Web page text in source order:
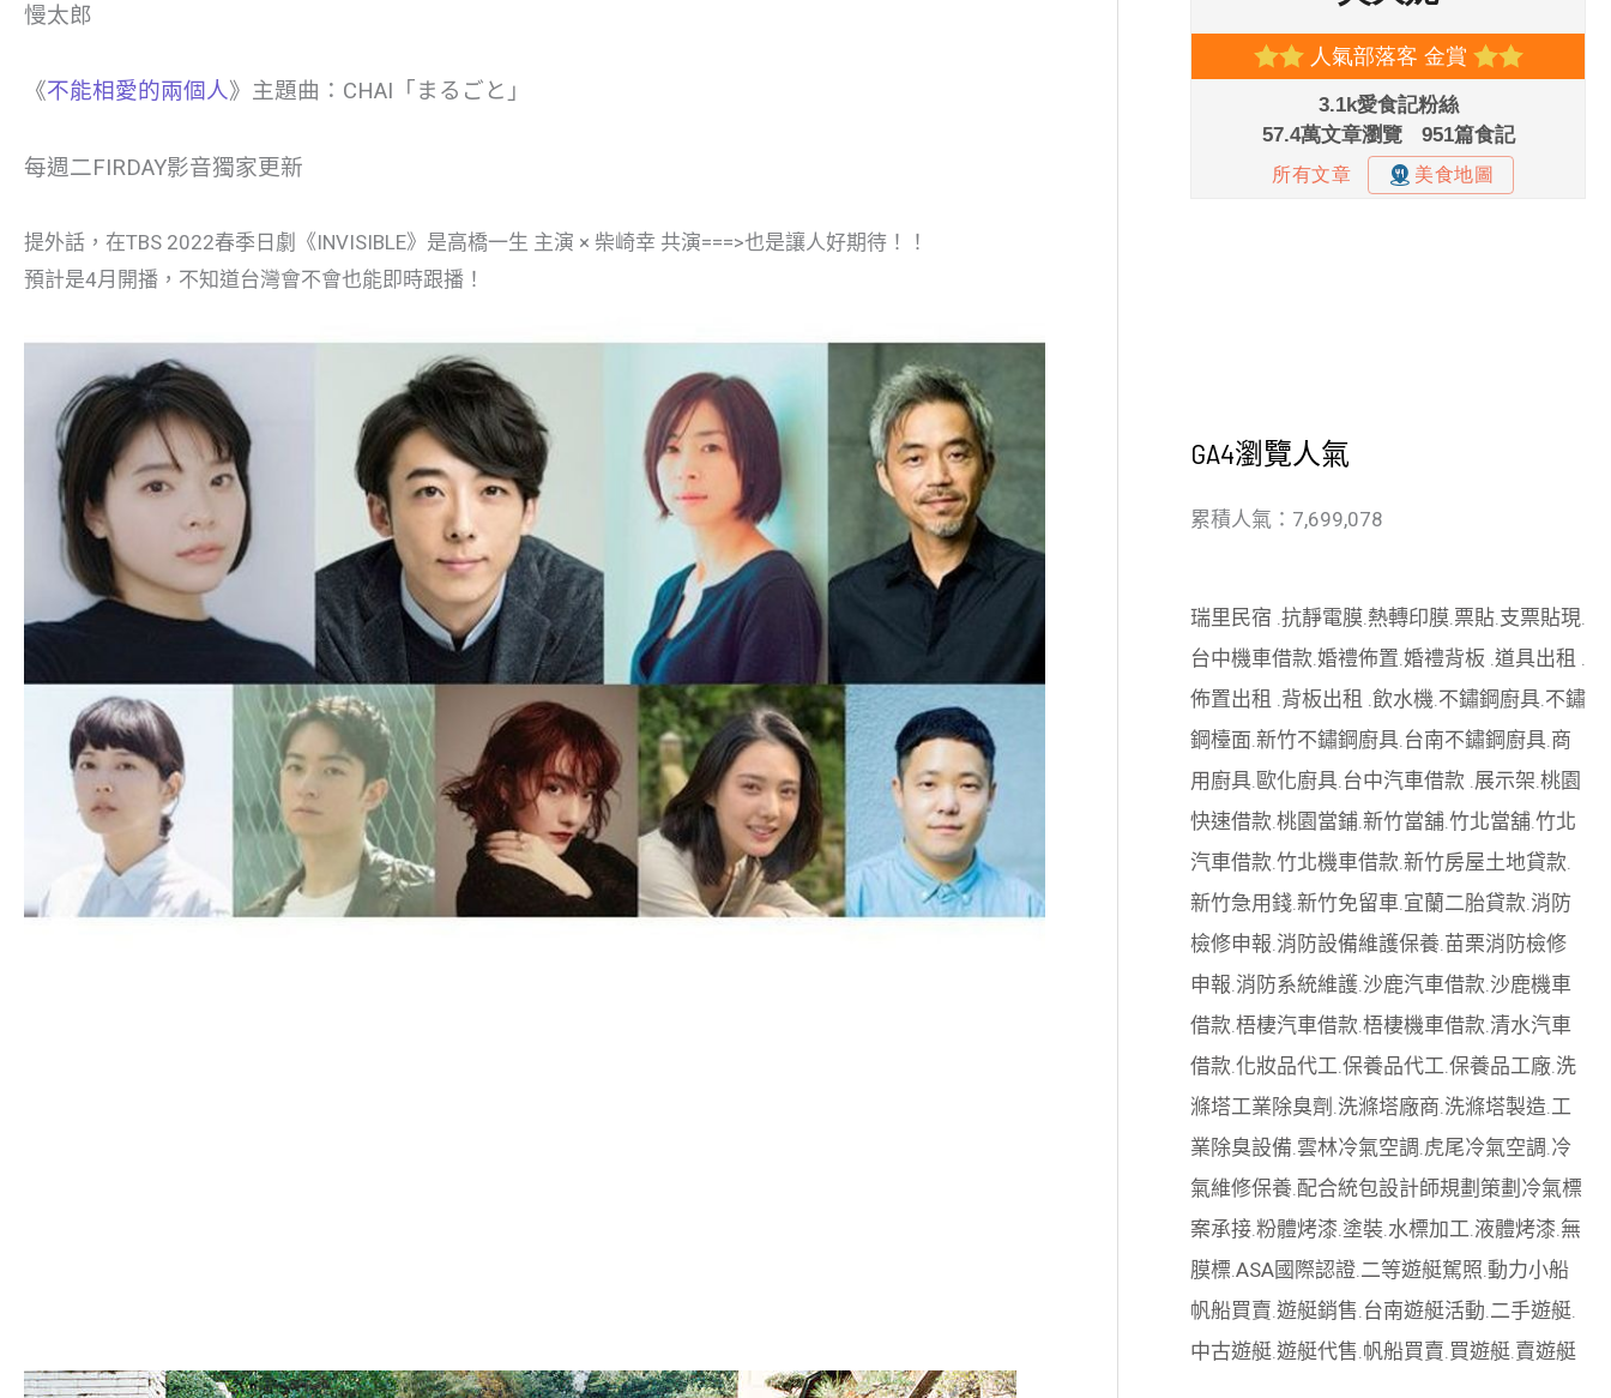
慢太郎
《不能相愛的兩個人》主題曲：CHAI「まるごと」
每週二FIRDAY影音獨家更新
提外話，在TBS 2022春季日劇《INVISIBLE》是高橋一生 主演 × 柴崎幸 共演===>也是讓人好期待！！
預計是4月開播，不知道台灣會不會也能即時跟播！
GA4瀏覽人氣
累積人氣：7,699,078
瑞里民宿 抗靜電膜. 熱轉印膜. 票貼. 支票貼現
台中機車借款 婚禮佈置 婚禮背板 道具出租
佈置出租 背板出租 飲水機 不鏽鋼廚具. 不鏽
鋼檯面 新竹不鏽鋼廚具. 台南不鏽鋼廚具. 商
用廚具. 歐化廚具. 台中汽車借款 展示架 桃園
快速借款 桃園當鋪. 新竹當舖. 竹北當舖. 竹北
汽車借款 竹北機車借款 新竹房屋土地貸款
新竹急用錢. 新竹免留車. 宜蘭二胎貸款 消防
檢修申報 消防設備維護保養 苗栗消防檢修
申報 消防系統維護. 沙鹿汽車借款 沙鹿機車
借款 梧棲汽車借款 梧棲機車借款 清水汽車
借款 化妝品代工 保養品代工 保養品工廠. 洗
滌塔工業除臭劑 洗滌塔廠商 洗滌塔製造 工
業除臭設備 雲林冷氣空調 虎尾冷氣空調 冷
氣維修保養 配合統包設計師規劃策劃 冷氣標
案承接. 粉體烤漆 塗裝 水標加工 液體烤漆 無
膜標 ASA國際認證. 二等遊艇駕照 動力小船
帆船買賣 遊艇銷售 台南遊艇活動 二手遊艇.
中古遊艇. 遊艇代售 帆船買賣 買遊艇. 賣遊艇